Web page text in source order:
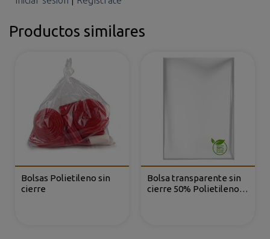
Productos similares
Bolsas Polietileno sin
cierre
Bolsa transparente sin
cierre 50% Polietileno